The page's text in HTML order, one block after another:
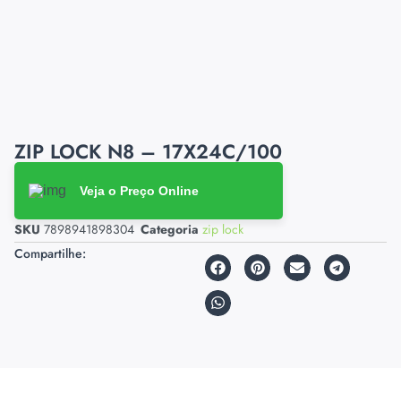
ZIP LOCK N8 – 17X24C/100
Veja o Preço Online
SKU 7898941898304 Categoria zip lock
Compartilhe: